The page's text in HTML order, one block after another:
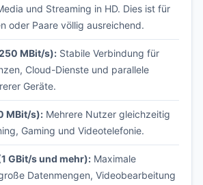
und Streaming in HD. Dies ist für
oder Paare völlig ausreichend.
MBit/s): Stabile Verbindung für
Cloud-Dienste und parallele
Geräte.
MBit/s): Mehrere Nutzer gleichzeitig
Gaming und Videotelefonie.
GBit/s und mehr): Maximale
Datenmengen, Videobearbeitung